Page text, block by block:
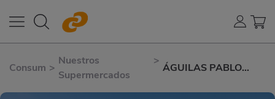
Consum >
Nuestros
Supermercados
>
ÁGUILAS PABLO